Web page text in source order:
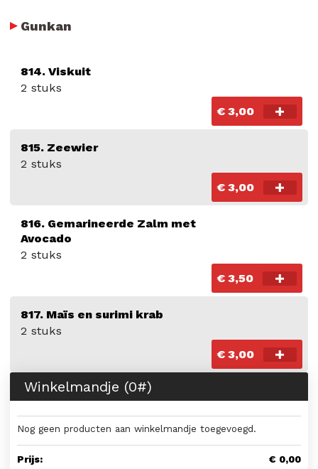
Gunkan
814. Viskuit
2 stuks
€ 3,00
815. Zeewier
2 stuks
€ 3,00
816. Gemarineerde Zalm met
Avocado
2 stuks
€ 3,50
817. Maïs en surimi krab
2 stuks
€ 3,00
Winkelmandje (0#)
Nog geen producten aan winkelmandje toegevoegd.
Prijs: € 0,00